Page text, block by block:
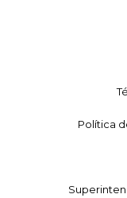
Política